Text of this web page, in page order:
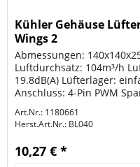
Kühler Gehäuse
Wings 2
Abmessungen:
Luftdurchsatz: 104m³/h
19.8dB(A) Lüfterlager:
Anschluss: 4-Pin PWM
Art.Nr.: 1180661
Herst.Art.Nr.: BL040
10,27 € *